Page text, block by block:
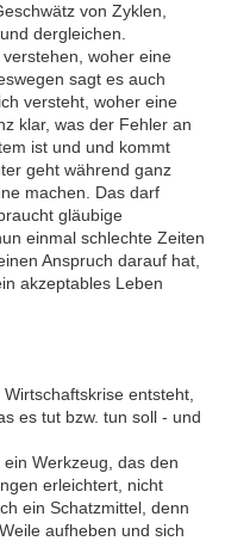
von Zyklen,
dergleichen.
woher eine
sagt es auch
versteht, woher eine
klar, was der Fehler an
ist und und kommt
geht während ganz
machen. Das darf
gläubige
einmal schlechte Zeiten
Anspruch darauf hat,
akzeptables Leben
entsteht,
es tut bzw. tun soll - und
Werkzeug, das den
erleichtert, nicht
ein Schatzmittel, denn
aufheben und sich